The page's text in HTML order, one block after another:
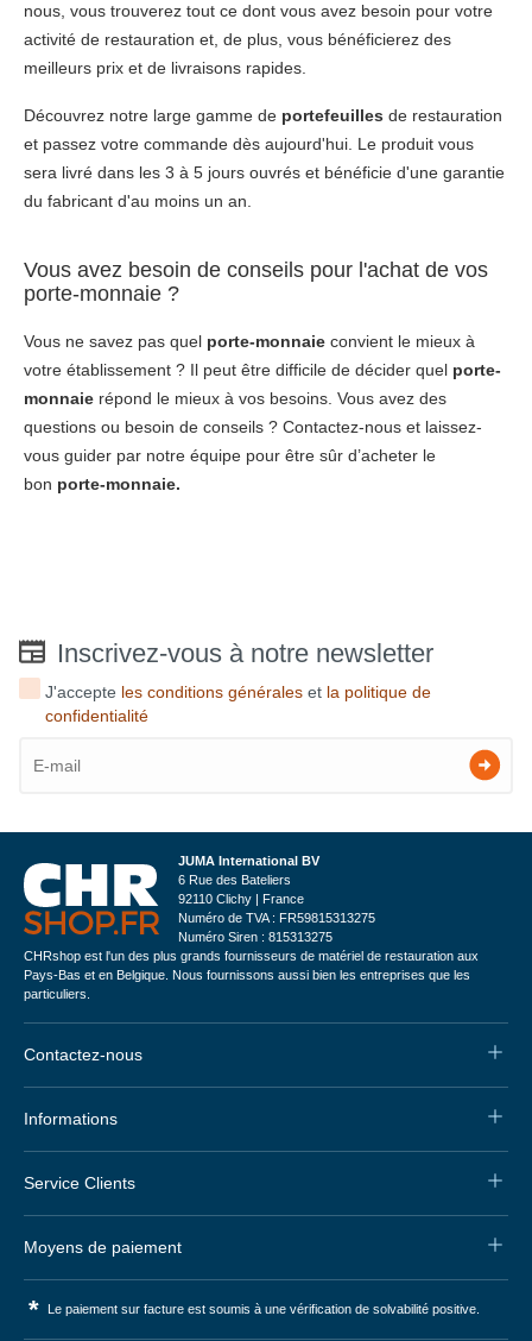
nous, vous trouverez tout ce dont vous avez besoin pour votre
activité de restauration et, de plus, vous bénéficierez des
meilleurs prix et de livraisons rapides.
Découvrez notre large gamme de portefeuilles de restauration
et passez votre commande dès aujourd'hui. Le produit vous
sera livré dans les 3 à 5 jours ouvrés et bénéficie d'une garantie
du fabricant d'au moins un an.
Vous avez besoin de conseils pour l'achat de vos
porte-monnaie ?
Vous ne savez pas quel porte-monnaie convient le mieux à
votre établissement ? Il peut être difficile de décider quel porte-
monnaie répond le mieux à vos besoins. Vous avez des
questions ou besoin de conseils ? Contactez-nous et laissez-
vous guider par notre équipe pour être sûr d’acheter le
bon porte-monnaie.
Inscrivez-vous à notre newsletter
J'accepte les conditions générales et la politique de
confidentialité
JUMA International BV
6 Rue des Bateliers
92110 Clichy | France
Numéro de TVA : FR59815313275
Numéro Siren : 815313275
CHRshop est l'un des plus grands fournisseurs de matériel de restauration aux
Pays-Bas et en Belgique. Nous fournissons aussi bien les entreprises que les
particuliers.
Contactez-nous
Informations
Service Clients
Moyens de paiement
* Le paiement sur facture est soumis à une vérification de solvabilité positive.